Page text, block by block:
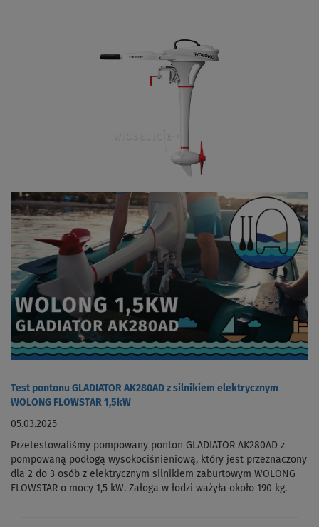
Test pontonu GLADIATOR AK280AD z silnikiem elektrycznym
WOLONG FLOWSTAR 1,5kW
05.03.2025
Przetestowaliśmy pompowany ponton GLADIATOR AK280AD z
pompowaną podłogą wysokociśnieniową, który jest przeznaczony
dla 2 do 3 osób z elektrycznym silnikiem zaburtowym WOLONG
FLOWSTAR o mocy 1,5 kW. Załoga w łodzi ważyła około 190 kg.